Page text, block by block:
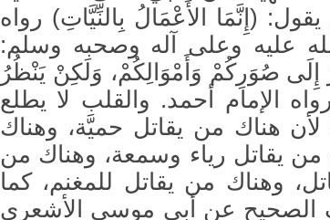
(إِنَّمَا الأَعْمَالُ بِالنِّيَّاتِ) رواه
عليه وعلى آله وصحبه وسلم:
إِلَى صُوَرِكُمْ وَأَمْوَالِكُمْ، وَلَكِنْ يَنْظُرُ
الإمام أحمد. والقلب لا يطلع
لأن هناك من يقاتل حميَّة، وهناك
من يقاتل رياء وسمعة، وهناك من
وهناك من يقاتل للمغنم، كما
الصحيح عن أبي موسى الأشعري